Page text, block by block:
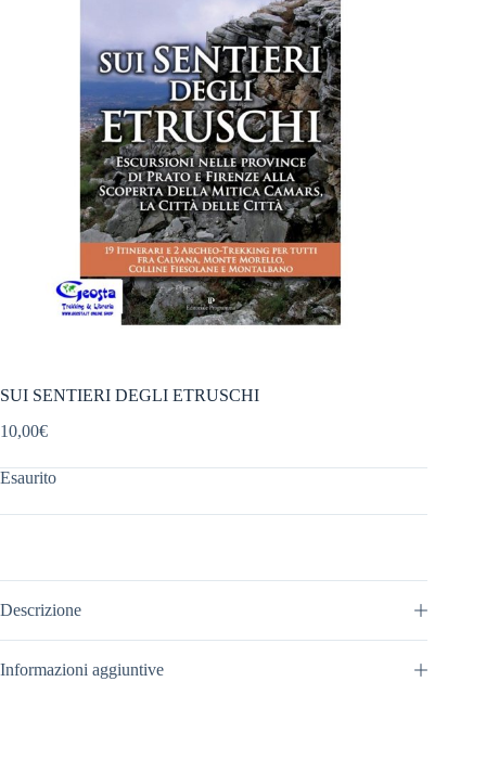
SUI SENTIERI DEGLI ETRUSCHI
10,00€
Esaurito
Descrizione
Informazioni aggiuntive